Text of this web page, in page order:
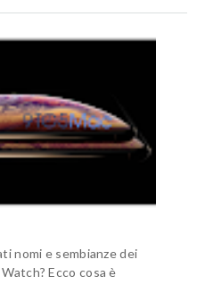
nomi e sembianze dei
Ecco cosa è